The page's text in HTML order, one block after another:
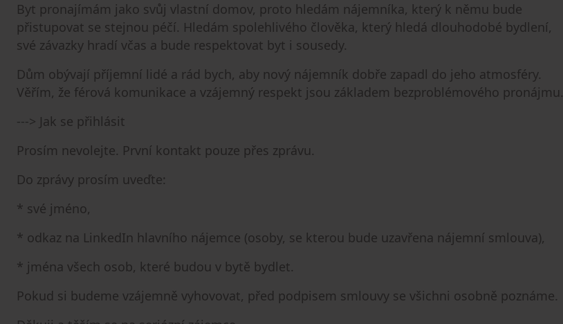
Byt pronajímám jako svůj vlastní domov, proto hledám nájemníka, který k němu bude
přistupovat se stejnou péčí. Hledám spolehlivého člověka, který hledá dlouhodobé bydlení,
své závazky hradí včas a bude respektovat byt i sousedy.
Dům obývají příjemní lidé a rád bych, aby nový nájemník dobře zapadl do jeho atmosféry.
Věřím, že férová komunikace a vzájemný respekt jsou základem bezproblémového pronájmu.
---> Jak se přihlásit
Prosím nevolejte. První kontakt pouze přes zprávu.
Do zprávy prosím uveďte:
* své jméno,
* odkaz na LinkedIn hlavního nájemce (osoby, se kterou bude uzavřena nájemní smlouva),
* jména všech osob, které budou v bytě bydlet.
Pokud si budeme vzájemně vyhovovat, před podpisem smlouvy se všichni osobně poznáme.